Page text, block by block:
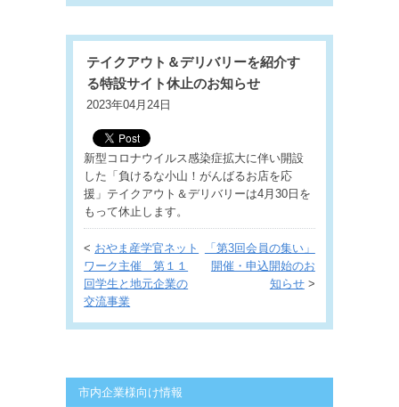
テイクアウト＆デリバリーを紹介す
る特設サイト休止のお知らせ
2023年04月24日
新型コロナウイルス感染症拡大に伴い開設
した「負けるな小山！がんばるお店を応
援」テイクアウト＆デリバリーは4月30日を
もって休止します。
< おやま産学官ネット
ワーク主催 第１１
回学生と地元企業の
交流事業
「第3回会員の集い」
開催・申込開始のお
知らせ>
市内企業様向け情報